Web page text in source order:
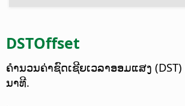
DSTOffset
ຄຳນວນຄ່າຊົດເຊີຍເວລາອອມແສງ (DST)
ນາທີ.